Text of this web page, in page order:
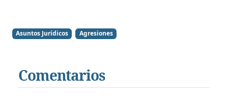
Asuntos Jurídicos Agresiones
Comentarios